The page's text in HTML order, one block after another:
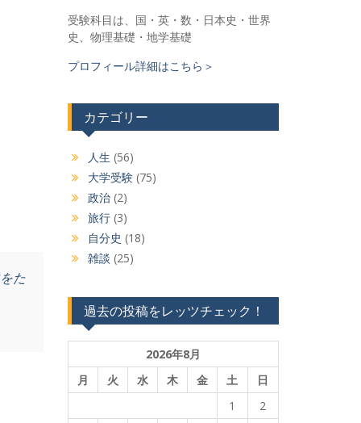
た
受験科目は、国・英・数・日本史・世界
史、物理基礎・地学基礎
プロフィール詳細はこちら＞
カテゴリー
人生 (56)
大学受験(75)
政治(2)
旅行(3)
自分史 (18)
雑談 (25)
過去の投稿をレッツチェック！
2026年8月
月
火 水 木 金 土
日
1
2